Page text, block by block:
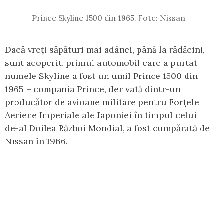
Prince Skyline 1500 din 1965. Foto: Nissan
Dacă vreți săpături mai adânci, până la rădăcini,
sunt acoperit: primul automobil care a purtat
numele Skyline a fost un umil Prince 1500 din
1965 – compania Prince, derivată dintr-un
producător de avioane militare pentru Forțele
Aeriene Imperiale ale Japoniei în timpul celui
de-al Doilea Război Mondial, a fost cumpărată de
Nissan în 1966.